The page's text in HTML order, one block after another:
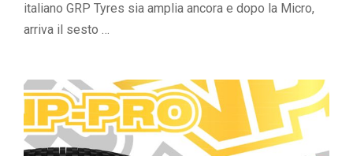
italiano GRP Tyres sia amplia ancora e dopo la Micro,
arriva il sesto …